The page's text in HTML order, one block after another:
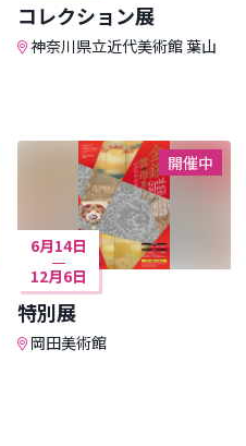
コレクション展
神奈川県立近代美術館 葉山
開催中
6月14日
12月6日
特別展
岡田美術館